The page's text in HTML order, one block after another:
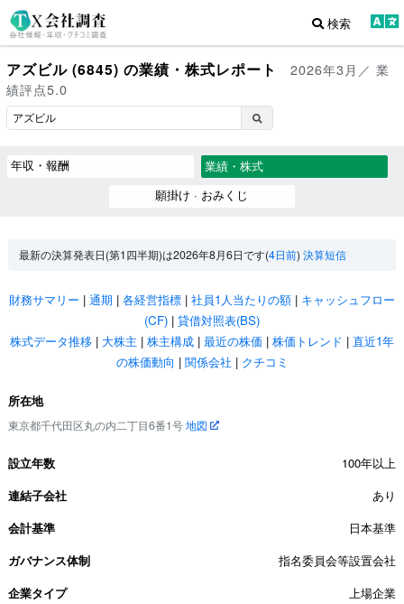
検索
アズビル (6845) の業績・株式レポート
2026年3月／ 業
績評点5.0
年収・報酬
業績・株式
願掛け · おみくじ
最新の決算発表日(第1四半期)は2026年8月6日です(4日前)決算短信
財務サマリー | 通期 | 各経営指標 | 社員1人当たりの額 | キャッシュフロー
(CF) | 貸借対照表(BS)
株式データ推移 | 大株主 | 株主構成 | 最近の株価 | 株価トレンド | 直近1年
の株価動向 | 関係会社 | クチコミ
所在地
東京都千代田区丸の内二丁目6番1号地図
設立年数
100年以上
連結子会社
あり
会計基準
日本基準
ガバナンス体制
指名委員会等設置会社
企業タイプ
上場企業